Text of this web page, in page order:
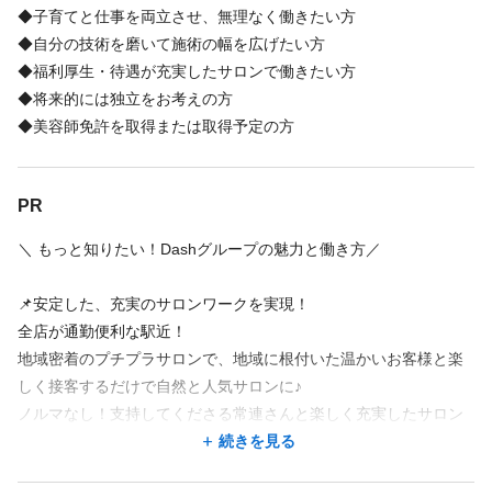
◆子育てと仕事を両立させ、無理なく働きたい方
◆自分の技術を磨いて施術の幅を広げたい方
◆福利厚生・待遇が充実したサロンで働きたい方
◆将来的には独立をお考えの方
◆美容師免許を取得または取得予定の方
PR
＼ もっと知りたい！Dashグループの魅力と働き方／
📌安定した、充実のサロンワークを実現！
全店が通勤便利な駅近！
地域密着のプチプラサロンで、地域に根付いた温かいお客様と楽
しく接客するだけで自然と人気サロンに♪
ノルマなし！支持してくださる常連さんと楽しく充実したサロン
続きを見る